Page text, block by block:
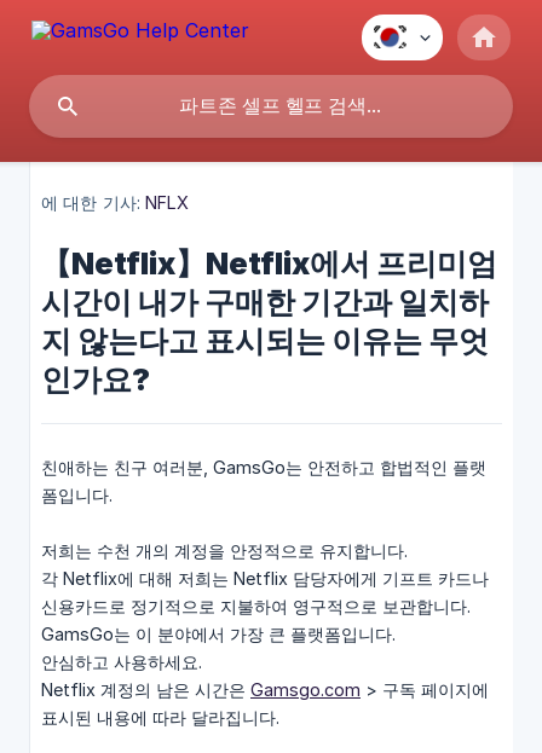
에 대한 기사: NFLX
【Netflix】Netflix에서 프리미엄
시간이 내가 구매한 기간과 일치하
지 않는다고 표시되는 이유는 무엇
인가요?
친애하는 친구 여러분, GamsGo는 안전하고 합법적인 플랫
폼입니다.
저희는 수천 개의 계정을 안정적으로 유지합니다.
각 Netflix에 대해 저희는 Netflix 담당자에게 기프트 카드나
신용카드로 정기적으로 지불하여 영구적으로 보관합니다.
GamsGo는 이 분야에서 가장 큰 플랫폼입니다.
안심하고 사용하세요.
Netflix 계정의 남은 시간은 Gamsgo.com > 구독 페이지에
표시된 내용에 따라 달라집니다.